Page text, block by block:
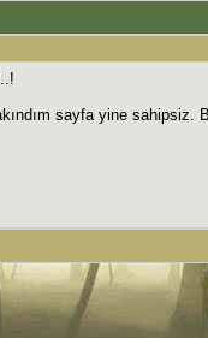
sayfa yine sahipsiz.